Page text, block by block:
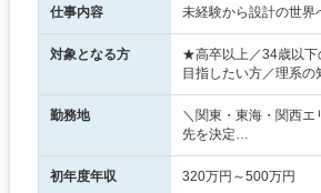
仕事内容 未経験から設計の世界
対象となる方
★高卒以上／34歳以下
目指したい方／理系の
勤務地
＼関東・東海・関西
先を決定…
初年度年収 320万円～500万円